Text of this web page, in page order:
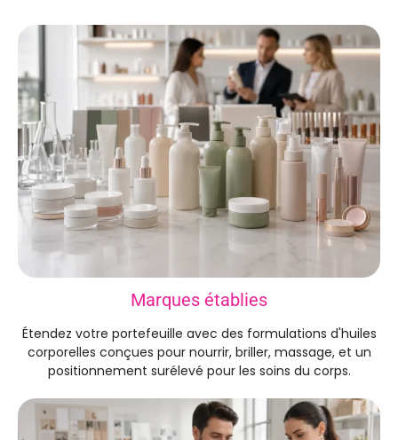
Marques établies
Étendez votre portefeuille avec des formulations d'huiles
corporelles conçues pour nourrir, briller, massage, et un
positionnement surélevé pour les soins du corps.